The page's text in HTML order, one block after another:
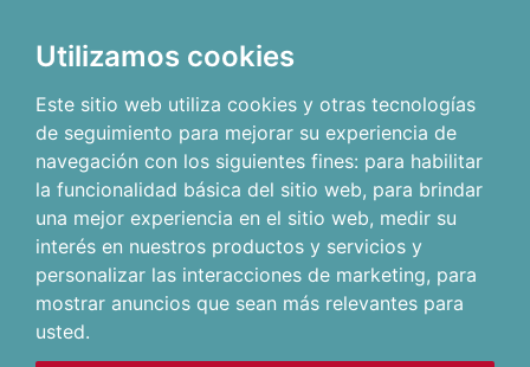
Utilizamos cookies
Este sitio web utiliza cookies y otras tecnologías
de seguimiento para mejorar su experiencia de
navegación con los siguientes fines: para habilitar
la funcionalidad básica del sitio web, para brindar
una mejor experiencia en el sitio web, medir su
interés en nuestros productos y servicios y
personalizar las interacciones de marketing, para
mostrar anuncios que sean más relevantes para
usted.